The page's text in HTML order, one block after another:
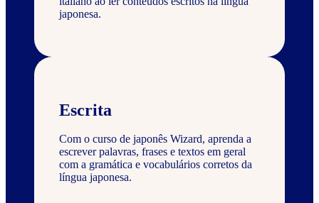
japonesa.
Escrita
Com o curso de japonês Wizard, aprenda a
escrever palavras, frases e textos em geral
com a gramática e vocabulários corretos da
língua japonesa.